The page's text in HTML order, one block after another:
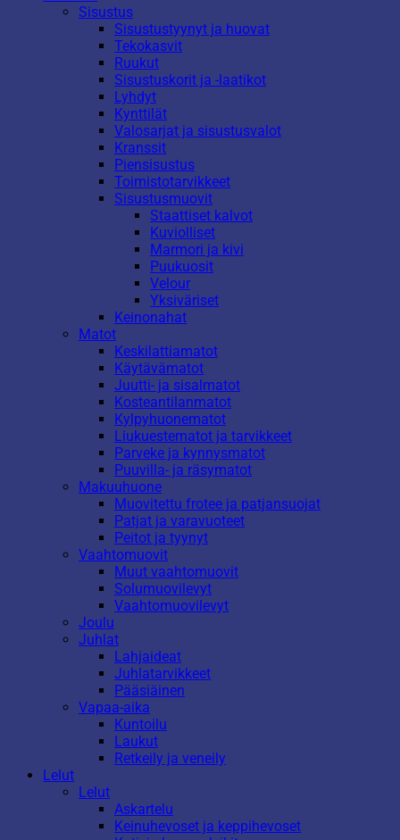
Sisustus
Sisustustyynyt ja huovat
Tekokasvit
Ruukut
Sisustuskorit ja -laatikot
Lyhdyt
Kynttilät
Valosarjat ja sisustusvalot
Kranssit
Piensisustus
Toimistotarvikkeet
Sisustusmuovit
Staattiset kalvot
Kuviolliset
Marmori ja kivi
Puukuosit
Velour
Yksiväriset
Keinonahat
Matot
Keskilattiamatot
Käytävämatot
Juutti- ja sisalmatot
Kosteantilanmatot
Kylpyhuonematot
Liukuestematot ja tarvikkeet
Parveke ja kynnysmatot
Puuvilla- ja räsymatot
Makuuhuone
Muovitettu frotee ja patjansuojat
Patjat ja varavuoteet
Peitot ja tyynyt
Vaahtomuovit
Muut vaahtomuovit
Solumuovilevyt
Vaahtomuovilevyt
Joulu
Juhlat
Lahjaideat
Juhlatarvikkeet
Pääsiäinen
Vapaa-aika
Kuntoilu
Laukut
Retkeily ja veneily
Lelut
Lelut
Askartelu
Keinuhevoset ja keppihevoset